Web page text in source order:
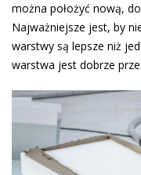
można położyć nową,
Najważniejsze jest, by
warstwy są lepsze niż
warstwa jest dobrze